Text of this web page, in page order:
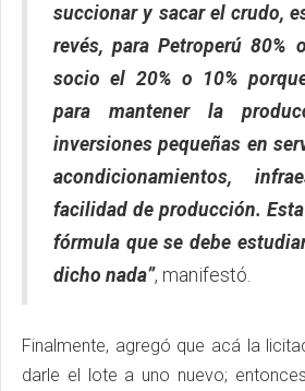
succionar y sacar el crudo,
revés, para Petroperú 80%
socio el 20% o 10%
para mantener la
inversiones pequeñas en
acondicionamientos,
facilidad de producción.
fórmula que se debe
dicho nada”, manifestó.
Finalmente, agregó que acá la
darle el lote a uno nuevo;